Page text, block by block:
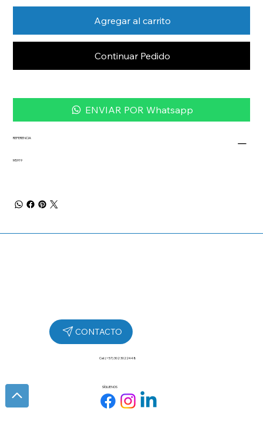
Agregar al carrito
Continuar Pedido
ENVIAR POR Whatsapp
REFERENCIA
MS919
SÍGUENOS
Cel: (+57) 302 3022448